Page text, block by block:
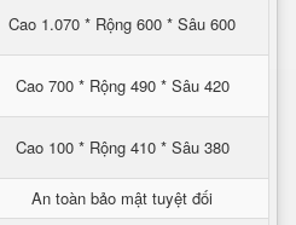
Cao 1.070 * Rộng 600 * Sâu 600
Cao 700 * Rộng 490 * Sâu 420
Cao 100 * Rộng 410 * Sâu 380
An toàn bảo mật tuyệt đối